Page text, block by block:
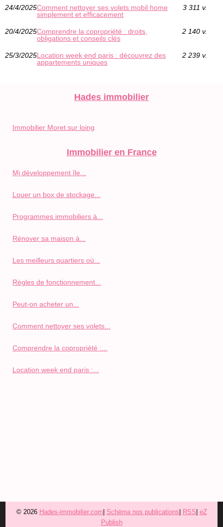
24/4/2025Comment nettoyer ses volets mobil home
simplement et efficacement
3 311 v.
20/4/2025Comprendre la copropriété : droits,
obligations et conseils clés
2 140 v.
25/3/2025Location week end paris : découvrez des
appartements uniques
2 239 v.
Hades immobilier
Immobilier Moret sur loing
Immobilier en France
Mj développement île...
Louer un box de stockage...
Programmes immobiliers à...
Rénover sa maison à...
Les meilleurs quartiers où...
Règles de fonctionnement...
Peut-on acheter un...
Comment nettoyer ses volets...
Comprendre la copropriété :...
Location week end paris :...
© 2026 Hades-immobilier.com Schéma nos publications RSS eZ
Publish